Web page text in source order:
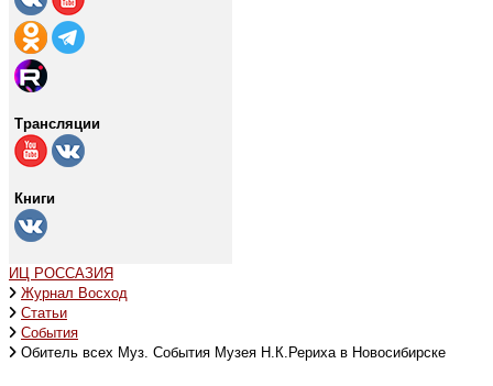
Трансляции
Книги
ИЦ РОССАЗИЯ
Журнал Восход
Статьи
События
Обитель всех Муз. События Музея Н.К.Рериха в Новосибирске